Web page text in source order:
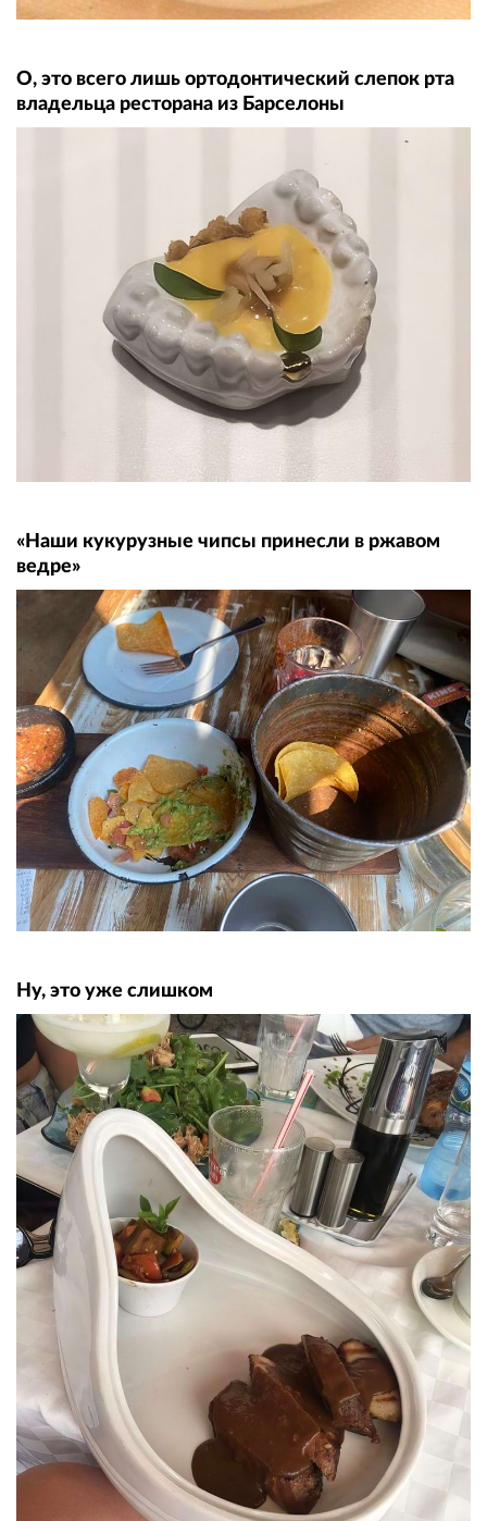
О, это всего лишь ортодонтический слепок рта
владельца ресторана из Барселоны
«Наши кукурузные чипсы принесли в ржавом
ведре»
Ну, это уже слишком